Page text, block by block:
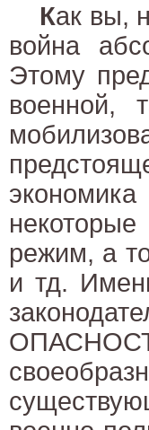
Как вы,
война
Этому
военной,
режим, а
и тд.